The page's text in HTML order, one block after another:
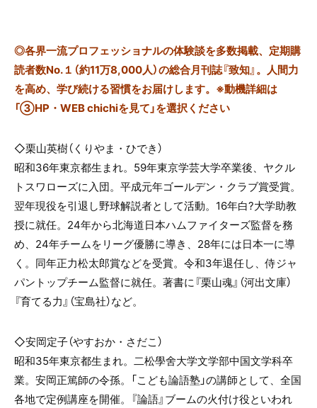
◎各界一流プロフェッショナルの体験談を多数掲載、定期購
読者数No.１（約11万8,000人）の総合月刊誌『致知』。人間力
を高め、学び続ける習慣をお届けします。※動機詳細は
「③HP・WEB chichiを見て」を選択ください
◇栗山英樹（くりやま・ひでき）
昭和36年東京都生まれ。 59年東京学芸大学卒業後、ヤクル
トスワローズに入団。平成元年ゴールデン・クラブ賞受賞。
翌年現役を引退し野球解説者として活動。 16年白?大学助教
授に就任。 24年から北海道日本ハムファイターズ監督を務
め、 24年チームをリーグ優勝に導き、 28年には日本一に導
く。同年正力松太郎賞などを受賞。令和3年退任し、侍ジャ
パントップチーム監督に就任。著書に『栗山魂』（河出文庫）
『育てる力』（宝島社）など。
◇安岡定子（やすおか・さだこ）
昭和35年東京都生まれ。二松學舍大学文学部中国文学科卒
業。安岡正篤師の令孫。「こども論語塾」の講師として、全国
各地で定例講座を開催。『論語』ブームの火付け役といわれ